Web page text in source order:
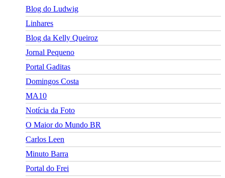
Blog do Ludwig
Linhares
Blog da Kelly Queiroz
Jornal Pequeno
Portal Gaditas
Domingos Costa
MA10
Notícia da Foto
O Maior do Mundo BR
Carlos Leen
Minuto Barra
Portal do Frei